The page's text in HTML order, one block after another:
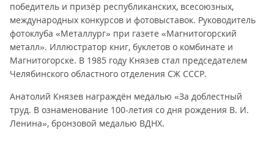
победитель и призёр республиканских, всесоюзных,
международных конкурсов и фотовыставок. Руководитель
фотоклуба «Металлург» при газете «Магнитогорский
металл». Иллюстратор книг, буклетов о комбинате и
Магнитогорске. В 1985 году Князев стал председателем
Челябинского областного отделения СЖ СССР.
Анатолий Князев награждён медалью «За доблестный
труд. В ознаменование 100-летия со дня рождения В. И.
Ленина», бронзовой медалью ВДНХ.